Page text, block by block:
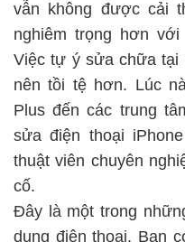
vẫn không được cải
nghiêm trọng hơn
Việc tự ý sửa chữa tại
nên tồi tệ hơn. Lúc
Plus đến các trung
sửa điện thoại
thuật viên chuyên
cố.
Đây là một trong
dụng điện thoại. Bạn